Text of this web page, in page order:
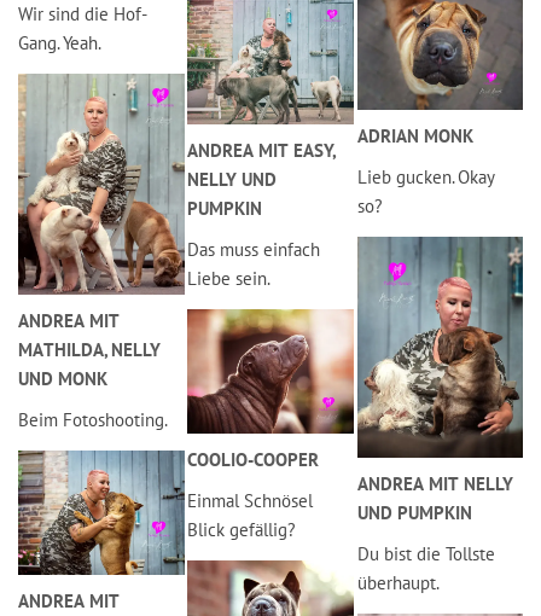
Wir sind die Hof-
Gang. Yeah.
ANDREA MIT
MATHILDA, NELLY
UND MONK
Beim Fotoshooting.
ANDREA MIT
ANDREA MIT EASY,
NELLY UND
PUMPKIN
Das muss einfach
Liebe sein.
COOLIO-COOPER
Einmal Schnösel
Blick gefällig?
ADRIAN MONK
Lieb gucken. Okay
so?
ANDREA MIT NELLY
UND PUMPKIN
Du bist die Tollste
überhaupt.